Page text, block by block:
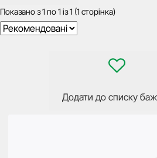
Показано з1 по1 із1 (1 сторінка)
Додати до списку